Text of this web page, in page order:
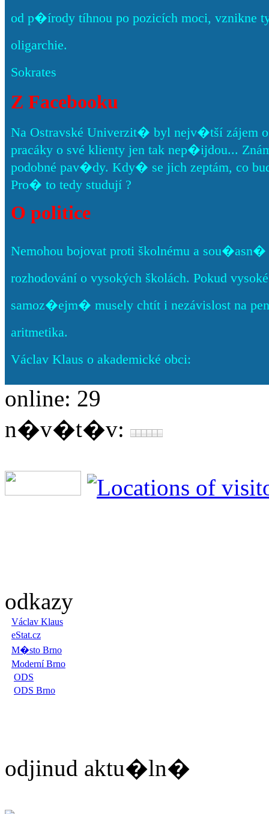
od p�írody tíhnou po pozicích moci, vznikne
oligarchie.
Sokrates
Z Facebooku
Na Ostravské Univerzit� byl nejv�tší zájem
pracáky o své klienty jen tak nep�ijdou...
podobné pav�dy. Kdy� se jich zeptám, co
Pro� to tedy studují ?
O politice
Nemohou bojovat proti školnému a
rozhodování o vysokých školách. Pokud
samoz�ejm� musely chtít i nezávislost na
aritmetika.
Václav Klaus o akademické obci:
online: 29
n�v�t�v:
odkazy
Václav Klaus
eStat.cz
M�sto Brno
Moderní Brno
ODS
ODS Brno
odjinud aktu�ln�